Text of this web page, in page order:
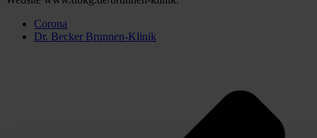
Corona
Dr. Becker Brunnen-Klinik